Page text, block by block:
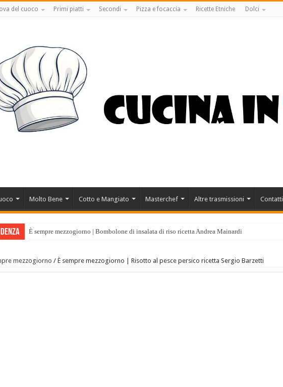
del cuoco Primi piatti Secondi Pizza e focaccia Ricette Etniche Dolci
Molto Bene Cotto e Mangiato Masterchef Altre trasmissioni Contatti
È sempre mezzogiorno | Bombolone di insalata di riso ricetta Andrea Mainardi
mezzogiorno / È sempre mezzogiorno | Risotto al pesce persico ricetta Sergio Barzetti